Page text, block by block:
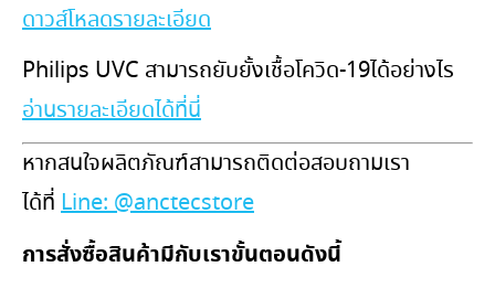
ดาวส์โหลดรายละเอียด
Philips UVC สามารถยับยั้งเชื้อโควิด-19ได้อย่างไร
อ่านรายละเอียดได้ที่นี่
หากสนใจผลิตภัณฑ์สามารถติดต่อสอบถามเรา
ได้ที่ Line: @anctecstore
การสั่งซื้อสินค้ามีกับเราขั้นตอนดังนี้